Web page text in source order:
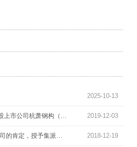
2025-10-13
集派集成顶战略合作A股上市公司杭萧钢构（600477）集派全屋定制顶墙展厅完工! 2019-12-03
感谢圣都装饰海宁分公司的肯定，授予集派集成顶“优秀材料商”奖!项祝圣都海宁业绩长虹蓬勃发展! 2018-12-19